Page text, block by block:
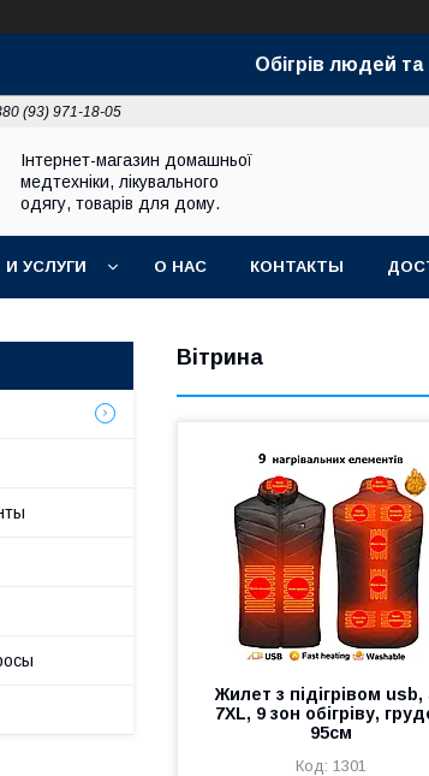
Обігрів людей та
(93) 971-18-05
Інтернет-магазин домашньої
медтехніки, лікувального
одягу, товарів для дому.
УСЛУГИ О НАС КОНТАКТЫ
Вітрина
Жилет з підігрівом usb,
7XL, 9 зон обігріву,
95см
1301